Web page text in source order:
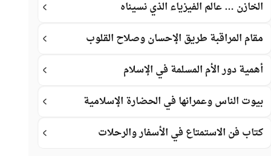
الخازن … عالم الفيزياء الذي نسيناه
مقام المراقبة طريق الإحسان وصلاح القلوب
أهمية دور الأم المسلمة في الإسلام
بيوت الناس وعمرانها في الحضارة الإسلامية
كتاب فن الاستمتاع في الأسفار والرحلات